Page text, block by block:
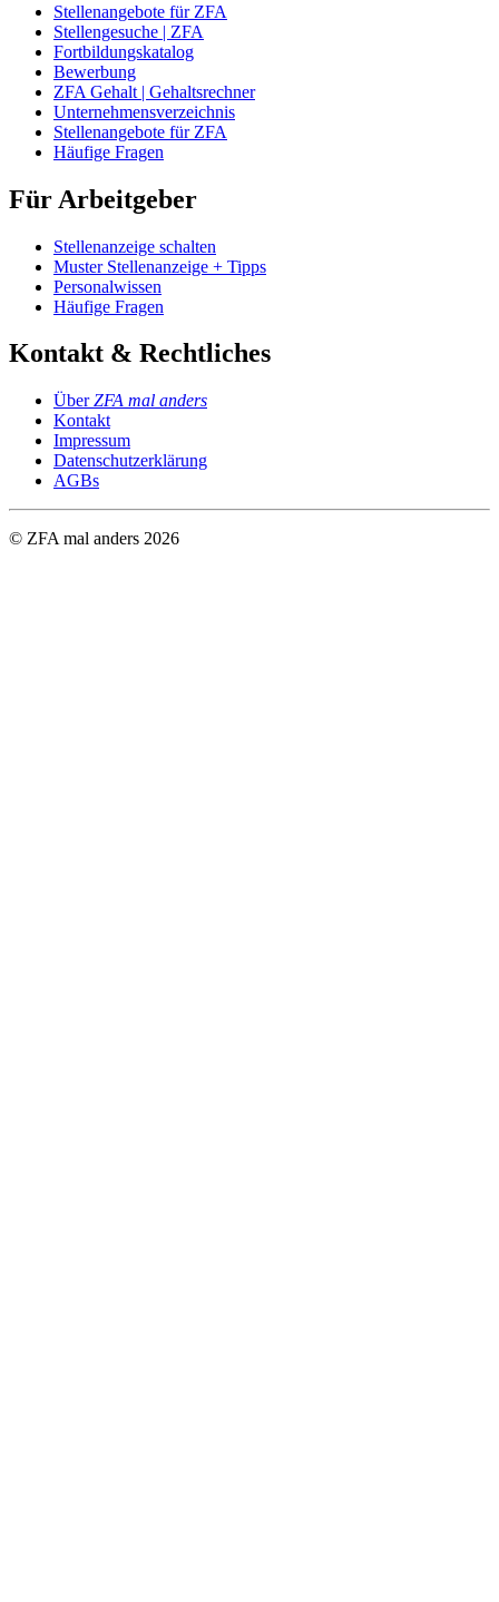
Stellenangebote für ZFA
Stellengesuche | ZFA
Fortbildungskatalog
Bewerbung
ZFA Gehalt | Gehaltsrechner
Unternehmensverzeichnis
Stellenangebote für ZFA
Häufige Fragen
Für Arbeitgeber
Stellenanzeige schalten
Muster Stellenanzeige + Tipps
Personalwissen
Häufige Fragen
Kontakt & Rechtliches
ÜberZFA mal anders
Kontakt
Impressum
Datenschutzerklärung
AGBs
© ZFA mal anders 2026